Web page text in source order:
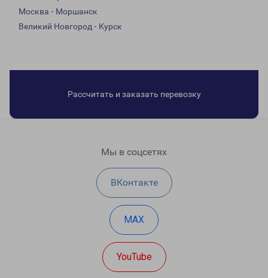
Москва - Моршанск
Великий Новгород - Курск
Рассчитать и заказать перевозку
Мы в соцсетях
ВКонтакте
MAX
YouTube